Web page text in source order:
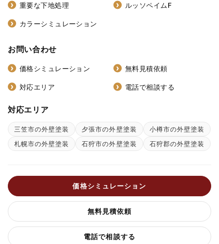
重要な下地処理 ルッソペイムF
カラーシミュレーション
お問い合わせ
価格シミュレーション 無料見積依頼
対応エリア 電話で相談する
対応エリア
三笠市の外壁塗装 夕張市の外壁塗装
小樽市の外壁塗装
札幌市の外壁塗装
石狩市の外壁塗装 石狩郡の外壁塗装
価格シミュレーション
無料見積依頼
電話で相談する